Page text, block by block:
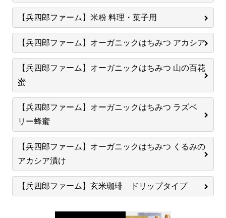
【兵四郎ファーム】米粉 料理・菓子用
【兵四郎ファーム】オーガニックはちみつ アカシア
【兵四郎ファーム】オーガニックはちみつ 山の百花
蜜
【兵四郎ファーム】オーガニックはちみつ ラズベ
リー蜂蜜
【兵四郎ファーム】オーガニックはちみつ くるみの
アカシア漬け
【兵四郎ファーム】玄米珈琲 ドリップタイプ